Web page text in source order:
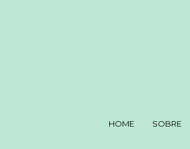
HOME SOBRE